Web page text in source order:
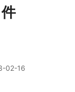
02-16